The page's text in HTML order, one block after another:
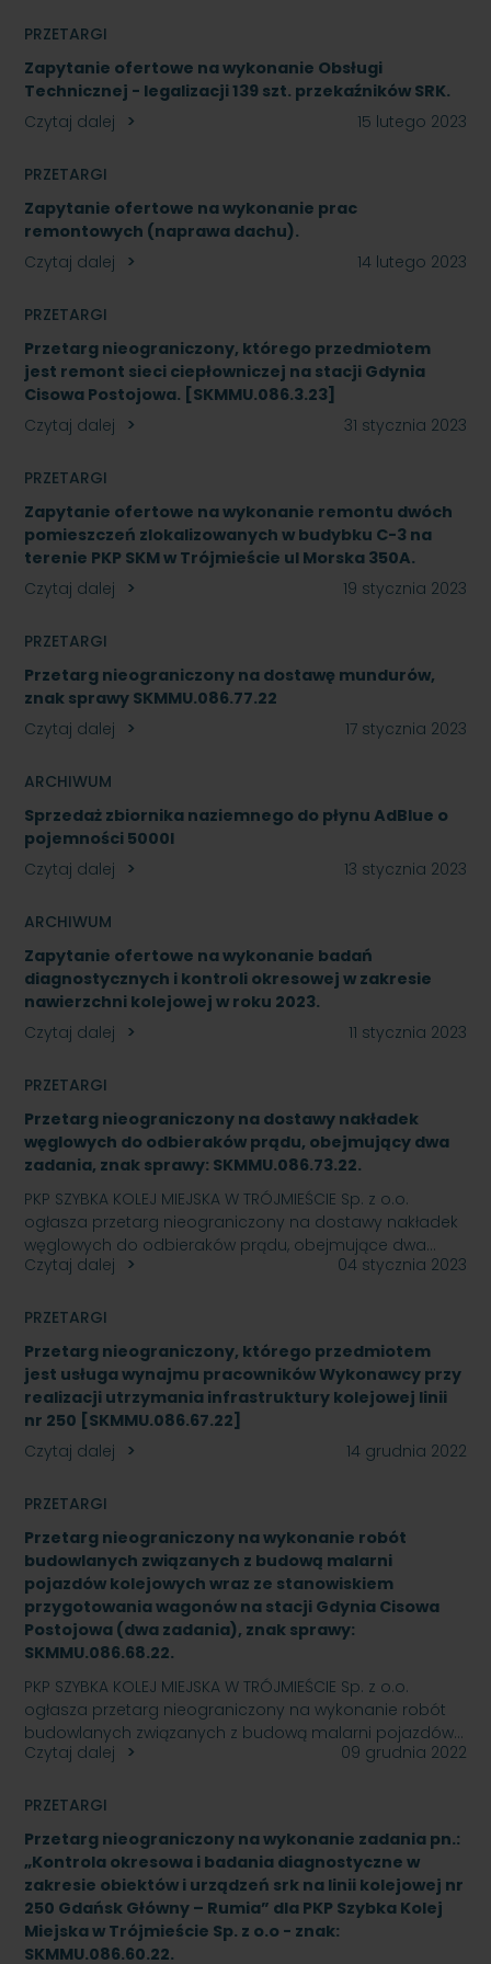
PRZETARGI
Zapytanie ofertowe na wykonanie Obsługi
Technicznej - legalizacji 139 szt. przekaźników SRK.
Czytaj dalej
15 lutego 2023
PRZETARGI
Zapytanie ofertowe na wykonanie prac
remontowych (naprawa dachu).
Czytaj dalej
14 lutego 2023
PRZETARGI
Przetarg nieograniczony, którego przedmiotem
jest remont sieci ciepłowniczej na stacji Gdynia
Cisowa Postojowa. [SKMMU.086.3.23]
Czytaj dalej
31 stycznia 2023
PRZETARGI
Zapytanie ofertowe na wykonanie remontu dwóch
pomieszczeń zlokalizowanych w budybku C-3 na
terenie PKP SKM w Trójmieście ul Morska 350A.
Czytaj dalej
19 stycznia 2023
PRZETARGI
Przetarg nieograniczony na dostawę mundurów,
znak sprawy SKMMU.086.77.22
Czytaj dalej
17 stycznia 2023
ARCHIWUM
Sprzedaż zbiornika naziemnego do płynu AdBlue o
pojemności 5000l
Czytaj dalej
13 stycznia 2023
ARCHIWUM
Zapytanie ofertowe na wykonanie badań
diagnostycznych i kontroli okresowej w zakresie
nawierzchni kolejowej w roku 2023.
Czytaj dalej
11 stycznia 2023
PRZETARGI
Przetarg nieograniczony na dostawy nakładek
węglowych do odbieraków prądu, obejmujący dwa
zadania, znak sprawy: SKMMU.086.73.22.
PKP SZYBKA KOLEJ MIEJSKA W TRÓJMIEŚCIE Sp. z o.o.
ogłasza przetarg nieograniczony na dostawy nakładek
węglowych do odbieraków prądu, obejmujące dwa…
Czytaj dalej
04 stycznia 2023
PRZETARGI
Przetarg nieograniczony, którego przedmiotem
jest usługa wynajmu pracowników Wykonawcy przy
realizacji utrzymania infrastruktury kolejowej linii
nr 250 [SKMMU.086.67.22]
Czytaj dalej
14 grudnia 2022
PRZETARGI
Przetarg nieograniczony na wykonanie robót
budowlanych związanych z budową malarni
pojazdów kolejowych wraz ze stanowiskiem
przygotowania wagonów na stacji Gdynia Cisowa
Postojowa (dwa zadania), znak sprawy:
SKMMU.086.68.22.
PKP SZYBKA KOLEJ MIEJSKA W TRÓJMIEŚCIE Sp. z o.o.
ogłasza przetarg nieograniczony na wykonanie robót
budowlanych związanych z budową malarni pojazdów…
Czytaj dalej
09 grudnia 2022
PRZETARGI
Przetarg nieograniczony na wykonanie zadania pn.:
„Kontrola okresowa i badania diagnostyczne w
zakresie obiektów i urządzeń srk na linii kolejowej nr
250 Gdańsk Główny – Rumia” dla PKP Szybka Kolej
Miejska w Trójmieście Sp. z o.o - znak:
SKMMU.086.60.22.